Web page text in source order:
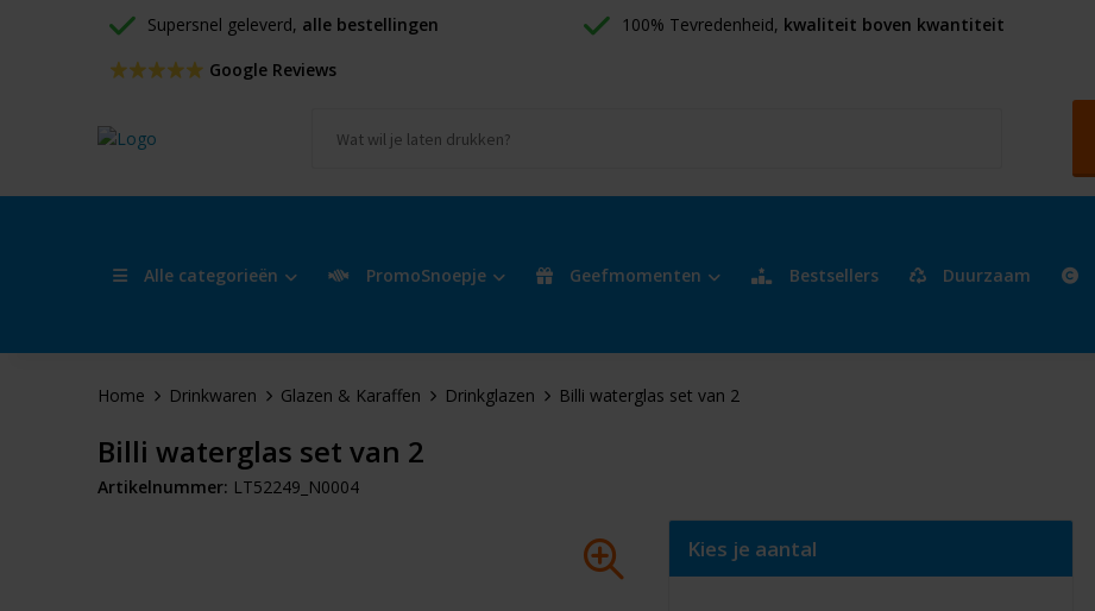
Supersnel geleverd, alle bestellingen 100% Tevredenheid, kwaliteit boven kwantiteit
Google Reviews
Alle categorieën PromoSnoepje Geefmomenten Bestsellers Duurzaam
Home Drinkwaren Glazen & Karaffen Drinkglazen Billi waterglas set van 2
Billi waterglas set van 2
Artikelnummer: LT52249_N0004
Kies je aantal